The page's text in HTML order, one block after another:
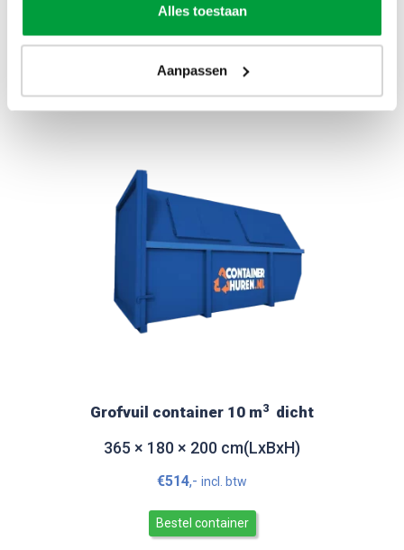
Alles toestaan
Aanpassen
Andere containers voor Grofvuil
Grofvuil container 10 m3 dicht
365 × 180 × 200 cm(LxBxH)
€514,- incl. btw
Bestel container